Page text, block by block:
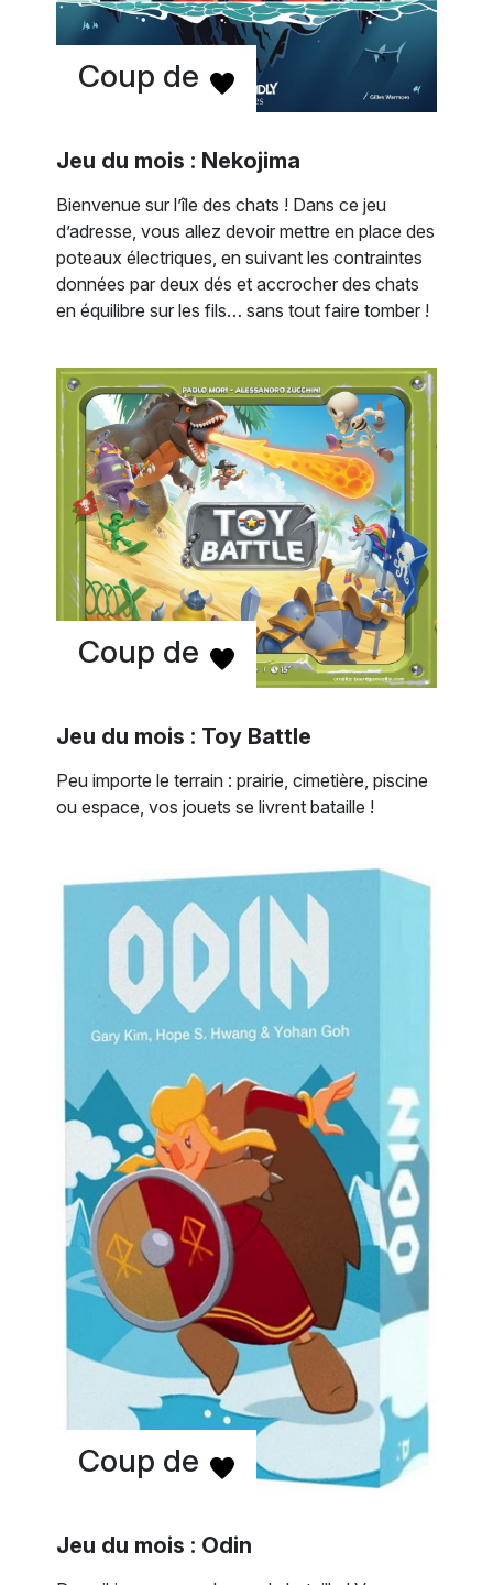
Coup de
Jeu du mois : Nekojima
Bienvenue sur l’île des chats ! Dans ce jeu
d’adresse, vous allez devoir mettre en place des
poteaux électriques, en suivant les contraintes
données par deux dés et accrocher des chats
en équilibre sur les fils… sans tout faire tomber !
Coup de
Jeu du mois : Toy Battle
Peu importe le terrain : prairie, cimetière, piscine
ou espace, vos jouets se livrent bataille !
Coup de
Jeu du mois : Odin